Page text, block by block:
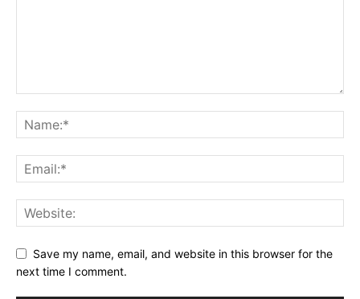
Save my name, email, and website in this browser for the
next time I comment.